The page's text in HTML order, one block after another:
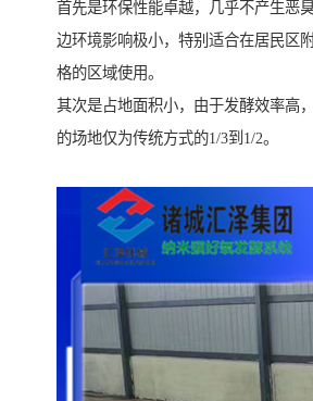
首先是环保性能卓越，几乎不产生恶
边环境影响极小，特别适合在居民区
格的区域使用。
其次是占地面积小，由于发酵效率高
的场地仅为传统方式的1/3到1/2。